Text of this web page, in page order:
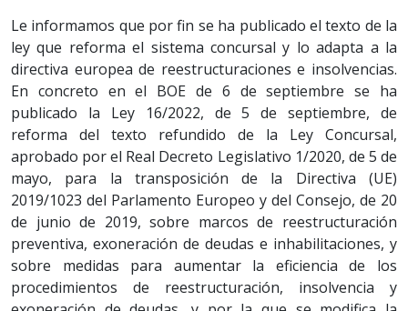
Le informamos que por fin se ha publicado el texto de la
ley que reforma el sistema concursal y lo adapta a la
directiva europea de reestructuraciones e insolvencias.
En concreto en el BOE de 6 de septiembre se ha
publicado la Ley 16/2022, de 5 de septiembre, de
reforma del texto refundido de la Ley Concursal,
aprobado por el Real Decreto Legislativo 1/2020, de 5 de
mayo, para la transposición de la Directiva (UE)
2019/1023 del Parlamento Europeo y del Consejo, de 20
de junio de 2019, sobre marcos de reestructuración
preventiva, exoneración de deudas e inhabilitaciones, y
sobre medidas para aumentar la eficiencia de los
procedimientos de reestructuración, insolvencia y